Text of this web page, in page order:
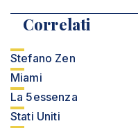
Correlati
Stefano Zen
Miami
La 5essenza
Stati Uniti